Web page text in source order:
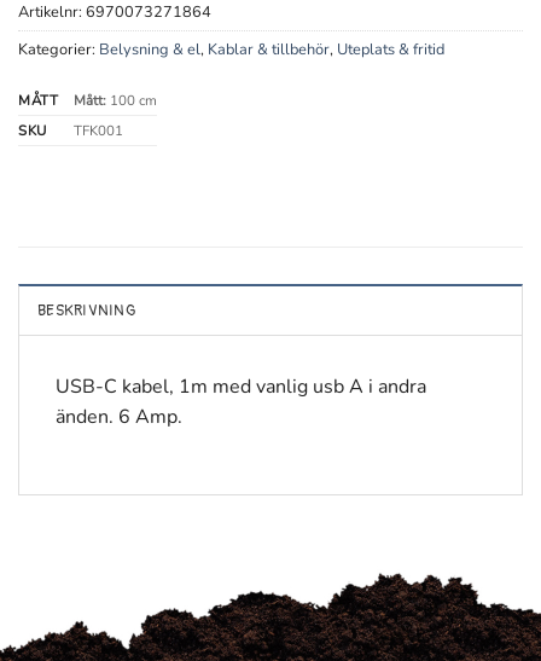
Artikelnr: 6970073271864
Kategorier: Belysning & el, Kablar & tillbehör, Uteplats & fritid
MÅTT Mått:100 cm
SKU
TFK001
BESKRIVNING
USB-C kabel, 1m med vanlig usb A i andra
änden. 6 Amp.